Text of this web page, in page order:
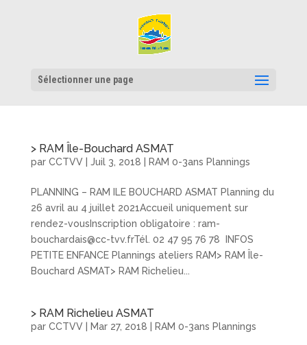
Sélectionner une page
> RAM Île-Bouchard ASMAT
par CCTVV| Juil 3, 2018 RAM 0-3ans Plannings
PLANNING – RAM ILE BOUCHARD ASMAT Planning du
26 avril au 4 juillet 2021Accueil uniquement sur
rendez-vousInscription obligatoire : ram-
bouchardais@cc-tvv.frTél. 02 47 95 76 78 INFOS
PETITE ENFANCE Plannings ateliers RAM> RAM Île-
Bouchard ASMAT> RAM Richelieu...
> RAM Richelieu ASMAT
par CCTVV| Mar 27, 2018 RAM 0-3ans Plannings